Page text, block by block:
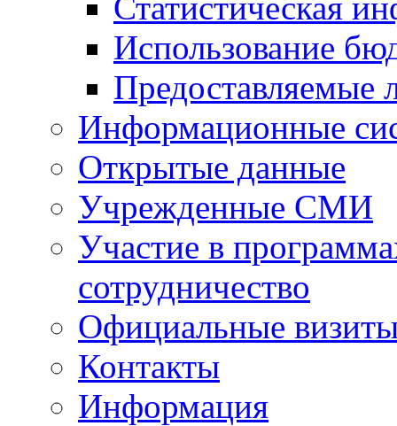
Использование
Предоставляемые
Информационные
Открытые данные
Учрежденные СМИ
Участие в
сотрудничество
Официальные
Контакты
Информация